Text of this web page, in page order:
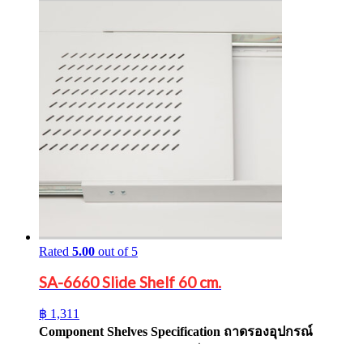
Rated 5.00 out of 5
SA-6660 Slide Shelf 60 cm.
฿ 1,311
Component Shelves Specification ถาดรองอุปกรณ์